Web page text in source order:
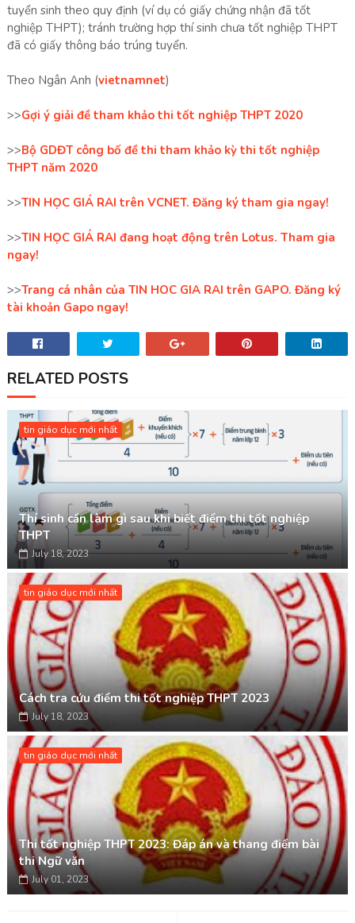
tuyển sinh theo quy định (ví dụ có giấy chứng nhận đã tốt
nghiệp THPT); tránh trường hợp thí sinh chưa tốt nghiệp THPT
đã có giấy thông báo trúng tuyển.
Theo Ngân Anh (vietnamnet)
>>Gợi ý giải đề tham khảo thi tốt nghiệp THPT 2020
>>Bộ GDĐT công bố đề thi tham khảo kỳ thi tốt nghiệp
THPT năm 2020
>>TIN HỌC GIÁ RAI trên VCNET. Đăng ký tham gia ngay!
>>TIN HỌC GIÁ RAI đang hoạt động trên Lotus. Tham gia
ngay!
>>Trang cá nhân của TIN HOC GIA RAI trên GAPO. Đăng ký
tài khoản Gapo ngay!
RELATED POSTS
tin giáo dục mới nhất
Thí sinh cần làm gì sau khi biết điểm thi tốt nghiệp
THPT
July 18, 2023
tin giáo dục mới nhất
Cách tra cứu điểm thi tốt nghiệp THPT 2023
July 18, 2023
tin giáo dục mới nhất
Thi tốt nghiệp THPT 2023: Đáp án và thang điểm bài
thi Ngữ văn
July 01, 2023